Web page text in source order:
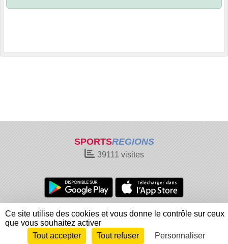
SPORTSREGIONS
39111 visites
Charte cookies
Gestion des cookies
Informations légales
Signaler un contenu inapproprié
Envie de participer ?
Connexion
Ce site utilise des cookies et vous donne le contrôle sur ceux
que vous souhaitez activer
Tout accepter
Tout refuser Personnaliser